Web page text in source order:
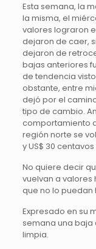
Esta semana, la
la misma, el
valores lograron
dejaron de caer,
dejaron de
bajas anteriores
de tendencia
obstante, entre
dejó por el
tipo de cambio.
comportamiento
región norte se
y US$ 30
No quiere decir
vuelvan a
que no lo puedan
Expresado en su
semana una baja
limpia.